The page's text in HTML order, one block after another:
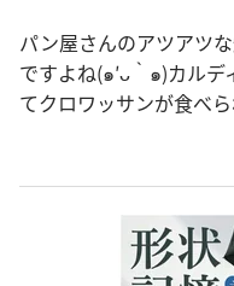
パン屋さんのアツアツ
ですよね(๑′ᴗ‵๑)カルデ
てクロワッサンが食べ